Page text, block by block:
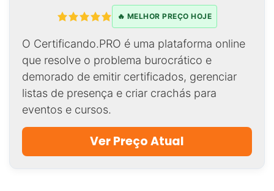
🔥 MELHOR PREÇO HOJE
O Certificando.PRO é uma plataforma online
que resolve o problema burocrático e
demorado de emitir certificados, gerenciar
listas de presença e criar crachás para
eventos e cursos.
Ver Preço Atual